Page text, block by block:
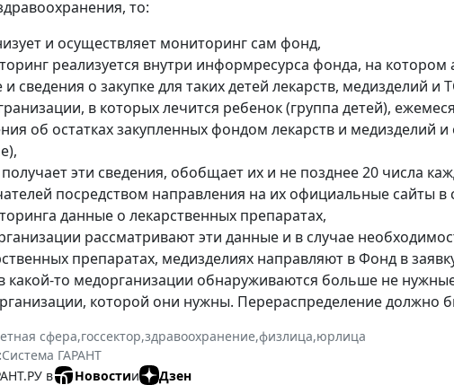
то:
и осуществляет мониторинг сам фонд,
реализуется внутри информресурса фонда, на котором
и сведения о закупке для таких детей лекарств, медизделий и
в которых лечится ребенок (группа детей),
об остатках закупленных фондом лекарств и
эти сведения, обобщает их и не позднее 20 числа
посредством направления на их официальные сайты
данные о лекарственных препаратах,
рассматривают эти данные и в случае
препаратах, медизделиях направляют в Фонд в
какой-то медорганизации обнаруживаются больше не
которой они нужны. Перераспределение должно
сфера,госсектор,здравоохранение,физлица,юрлица
Система ГАРАНТ
в
Новостии
Дзен